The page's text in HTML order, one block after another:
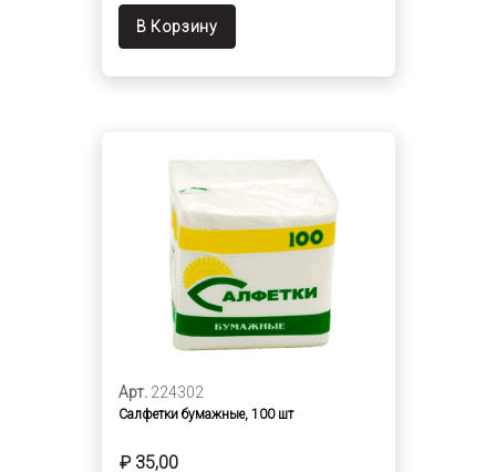
В Корзину
Арт. 224302
Салфетки бумажные, 100 шт
₽ 35,00